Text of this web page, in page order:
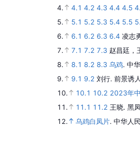
4.
4.1 4.2 4.3 4.4 4.5
5.
5.1 5.2 5.3 5.4 5.5
6.
6.1 6.2 6.3 6.4 凌志
7.
7.1 7.2 7.3 赵昌廷，
8.
8.1 8.2 8.3 乌鸡. 中
9.
9.1 9.2 刘行. 前景诱
10.
10.1 10.2 2023年
11.
11.1 11.2 王晓. 黑
12.
乌鸡白凤片. 中华人